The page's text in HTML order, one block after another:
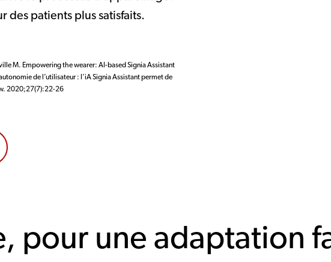
des patients plus satisfaits.
M. Empowering the wearer: AI-based Signia Assistant
de l’utilisateur : l’iA Signia Assistant permet de
2020;27(7):22-26
pour une adaptation